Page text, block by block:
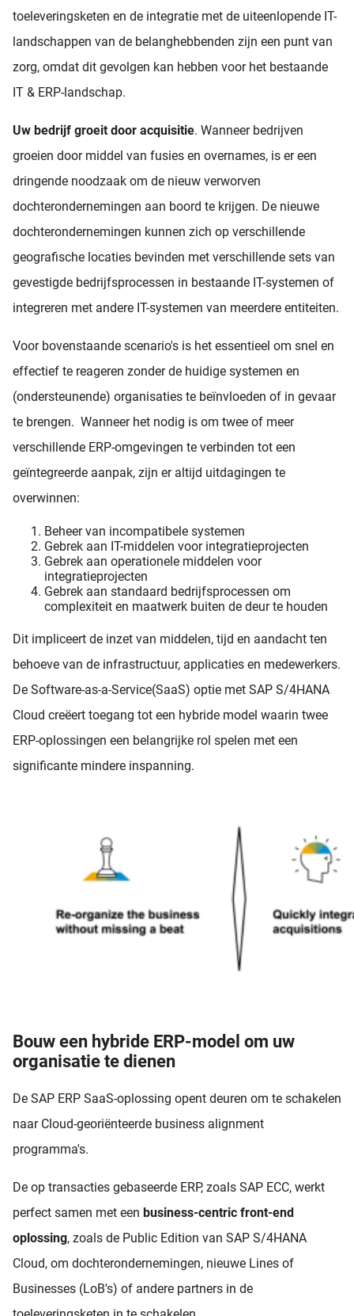
toeleveringsketen en de integratie met de uiteenlopende IT-
landschappen van de belanghebbenden zijn een punt van
zorg, omdat dit gevolgen kan hebben voor het bestaande
IT & ERP-landschap.
Uw bedrijf groeit door acquisitie. Wanneer bedrijven
groeien door middel van fusies en overnames, is er een
dringende noodzaak om de nieuw verworven
dochterondernemingen aan boord te krijgen. De nieuwe
dochterondernemingen kunnen zich op verschillende
geografische locaties bevinden met verschillende sets van
gevestigde bedrijfsprocessen in bestaande IT-systemen of
integreren met andere IT-systemen van meerdere entiteiten.
Voor bovenstaande scenario's is het essentieel om snel en
effectief te reageren zonder de huidige systemen en
(ondersteunende) organisaties te beïnvloeden of in gevaar
te brengen. Wanneer het nodig is om twee of meer
verschillende ERP-omgevingen te verbinden tot een
geïntegreerde aanpak, zijn er altijd uitdagingen te
overwinnen:
Beheer van incompatibele systemen
Gebrek aan IT-middelen voor integratieprojecten
Gebrek aan operationele middelen voor
integratieprojecten
Gebrek aan standaard bedrijfsprocessen om
complexiteit en maatwerk buiten de deur te houden
Dit impliceert de inzet van middelen, tijd en aandacht ten
behoeve van de infrastructuur, applicaties en medewerkers.
De Software-as-a-Service(SaaS) optie met SAP S/4HANA
Cloud creëert toegang tot een hybride model waarin twee
ERP-oplossingen een belangrijke rol spelen met een
significante mindere inspanning.
Bouw een hybride ERP-model om uw
organisatie te dienen
De SAP ERP SaaS-oplossing opent deuren om te schakelen
naar Cloud-georiënteerde business alignment
programma's.
De op transacties gebaseerde ERP, zoals SAP ECC, werkt
perfect samen met een business-centric front-end
oplossing, zoals de Public Edition van SAP S/4HANA
Cloud, om dochterondernemingen, nieuwe Lines of
Businesses (LoB's) of andere partners in de